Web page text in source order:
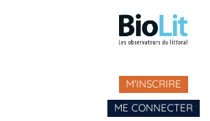
M'INSCRIRE
ME CONNECTER